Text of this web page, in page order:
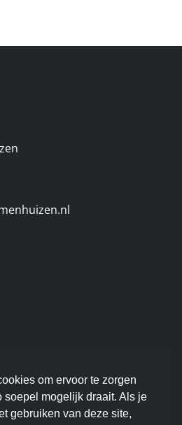
om ervoor te zorgen
soepel mogelijk draait. Als je
gebruiken van deze site,